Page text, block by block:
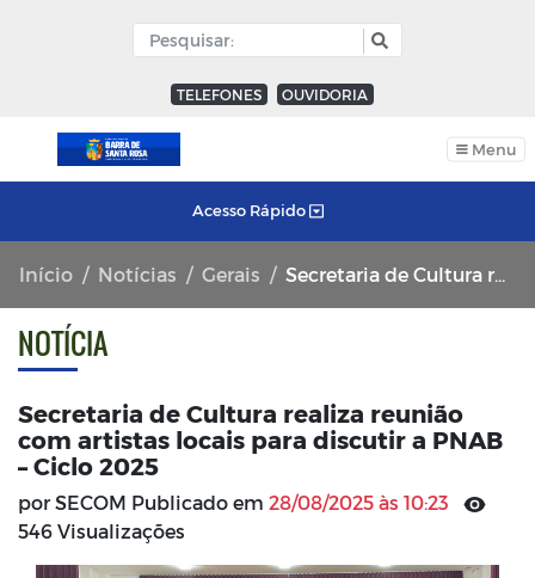
TELEFONES OUVIDORIA
Menu
Acesso Rápido
Início Notícias Gerais Secretaria de Cultura realiza reunião com artistas locais para discutir a PNAB – Ciclo 2025
NOTÍCIA
Secretaria de Cultura realiza reunião
com artistas locais para discutir a PNAB
– Ciclo 2025
por SECOM Publicado em 28/08/2025 às 10:23
546 Visualizações